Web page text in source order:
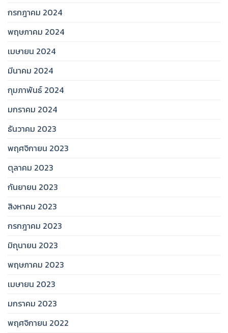
กรกฎาคม 2024
พฤษภาคม 2024
เมษายน 2024
มีนาคม 2024
กุมภาพันธ์ 2024
มกราคม 2024
ธันวาคม 2023
พฤศจิกายน 2023
ตุลาคม 2023
กันยายน 2023
สิงหาคม 2023
กรกฎาคม 2023
มิถุนายน 2023
พฤษภาคม 2023
เมษายน 2023
มกราคม 2023
พฤศจิกายน 2022